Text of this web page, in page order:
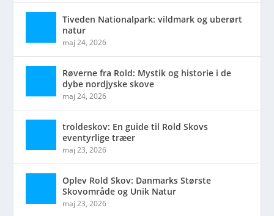
Tiveden Nationalpark: vildmark og uberørt
natur
maj 24, 2026
Røverne fra Rold: Mystik og historie i de
dybe nordjyske skove
maj 24, 2026
troldeskov: En guide til Rold Skovs
eventyrlige træer
maj 23, 2026
Oplev Rold Skov: Danmarks Største
Skovområde og Unik Natur
maj 23, 2026